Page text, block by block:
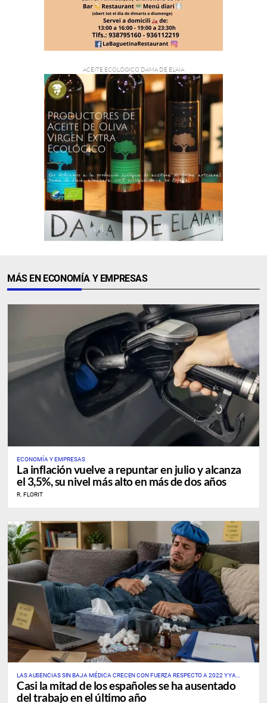
MÁS EN ECONOMÍA Y EMPRESAS
ECONOMÍA Y EMPRESAS
La inflación vuelve a repuntar en julio y alcanza
el 3,5%, su nivel más alto en más de dos años
R. FLORIT
LAS AUSENCIAS SIN BAJA MÉDICA CRECEN CON FUERZA RESPECTO A 2022 Y YA
AFECTAN A UNO DE CADA TRES PROFESIONALES
Casi la mitad de los españoles se ha ausentado
del trabajo en el último año